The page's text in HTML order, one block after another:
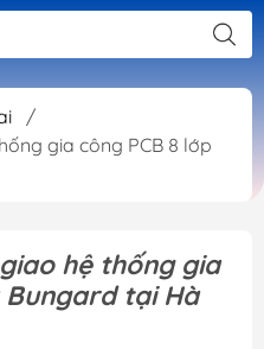
/
gia công PCB 8 lớp
hệ thống gia
Bungard tại Hà